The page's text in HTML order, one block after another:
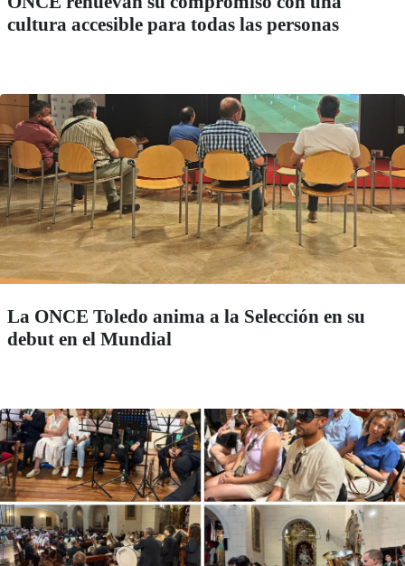
cultura accesible para todas las personas
La ONCE Toledo anima a la Selección en su
debut en el Mundial